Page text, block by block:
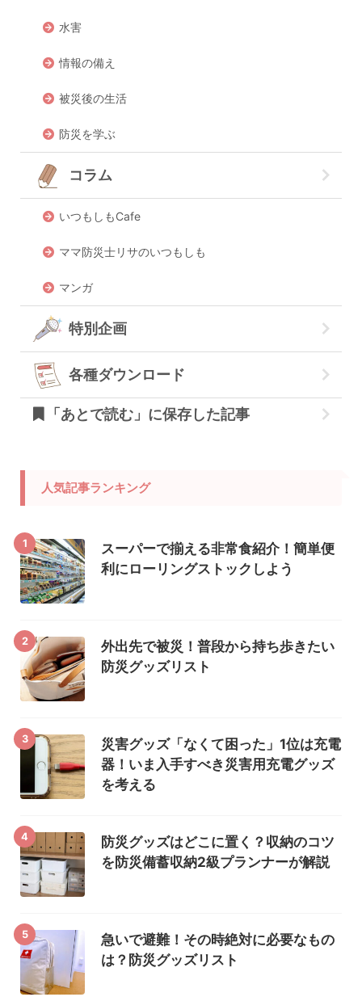
水害
情報の備え
被災後の生活
防災を学ぶ
コラム
いつもしもCafe
ママ防災士リサのいつもしも
マンガ
特別企画
各種ダウンロード
「あとで読む」に保存した記事
人気記事ランキング
1
スーパーで揃える非常食紹介！簡単便
利にローリングストックしよう
2
外出先で被災！普段から持ち歩きたい
防災グッズリスト
3
災害グッズ「なくて困った」1位は充電
器！いま入手すべき災害用充電グッズ
を考える
4
防災グッズはどこに置く？収納のコツ
を防災備蓄収納2級プランナーが解説
5
急いで避難！その時絶対に必要なもの
は？防災グッズリスト